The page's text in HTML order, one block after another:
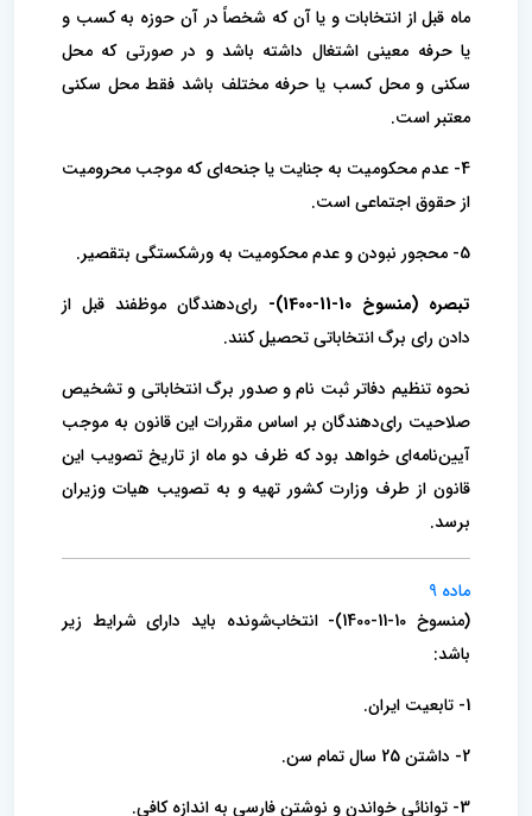
ماه قبل از انتخابات و یا آن که شخصاً در آن حوزه به کسب و
یا حرفه معینی اشتغال داشته باشد و در صورتی که محل
سکنی و محل کسب یا حرفه مختلف باشد فقط محل سکنی
معتبر است.
4- عدم محکومیت به جنایت یا جنحه‌ای که موجب محرومیت
از حقوق اجتماعی است.
5- محجور نبودن و عدم محکومیت به ورشکستگی بتقصیر.
‌تبصره (منسوخ 10-11-1400)-
رای‌دهندگان موظفند قبل از
دادن رای برگ انتخاباتی تحصیل کنند.
نحوه تنظیم دفاتر ثبت نام و صدور برگ انتخاباتی و تشخیص
صلاحیت رای‌دهندگان بر اساس مقررات این قانون به موجب
آیین‌نامه‌ای خواهد بود که‌ ظرف دو ماه از تاریخ تصویب این
قانون از طرف وزارت کشور تهیه و به تصویب هیات وزیران
برسد.
ماده 9
(منسوخ 10-11-1400)- انتخاب‌شونده باید دارای شرایط زیر
باشد:
1- تابعیت ایران.
2- داشتن 25 سال تمام سن.
3- توانائی خواندن و نوشتن فارسی به اندازه کافی.